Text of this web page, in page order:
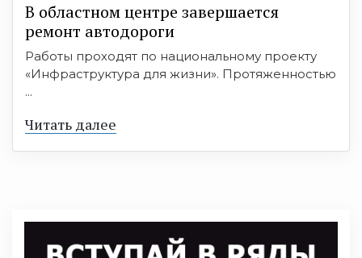
В областном центре завершается
ремонт автодороги
Работы проходят по национальному проекту
«Инфраструктура для жизни». Протяженностью
...
Читать далее